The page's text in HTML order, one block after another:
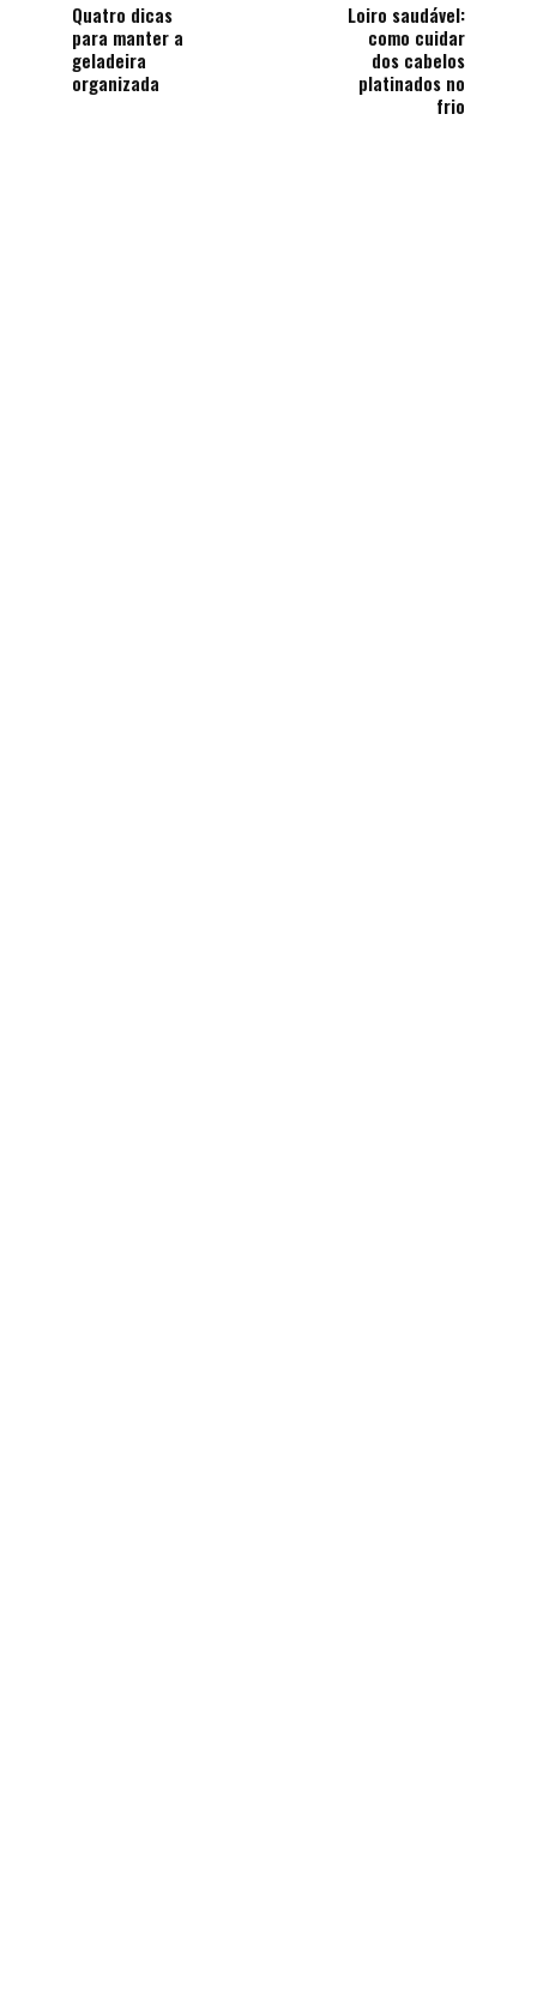
Quatro dicas
para manter a
geladeira
organizada
Loiro saudável:
como cuidar
dos cabelos
platinados no
frio